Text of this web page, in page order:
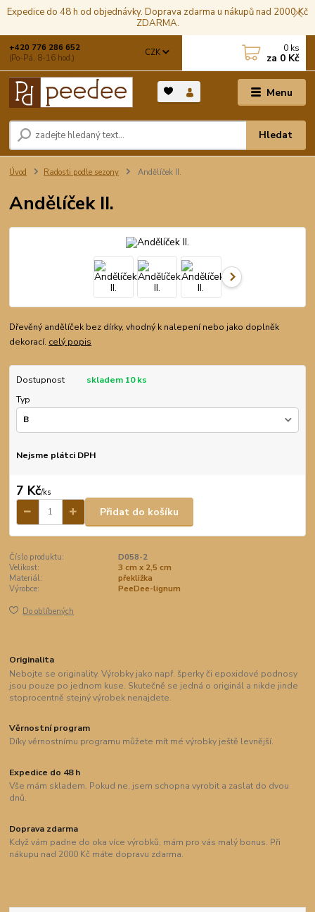
Expedice do 48 h od objednávky. Doprava zdarma u nákupů nad 2000 Kč
ZDARMA.
Menu
CZK
Hledat
+420 776 286 652
(Po-Pá, 8-16 hod.)
0 ks
za 0 Kč
Úvod Radosti podle sezony Andělíček II.
Andělíček II.
Dřevěný andělíček bez dírky, vhodný k nalepení nebo jako doplněk
dekorací. celý popis
Dostupnost
skladem 10 ks
Typ
Nejsme plátci DPH
7 Kč/ks
Přidat do košíku
Číslo produktu:
D058-2
Velikost:
3 cm x 2,5 cm
Materiál:
překližka
Výrobce:
PeeDee-lignum
Do oblíbených
Originalita
Nebojte se originality. Výrobky jako např. šperky či epoxidové podnosy
jsou pouze po jednom kuse. Skutečně se jedná o originál a nikde jinde
stoprocentně stejný výrobek nenajdete.
Věrnostní program
Díky věrnostnímu programu můžete mít mé výrobky ještě levnější.
Expedice do 48 h
Vše mám skladem. Pokud ne, jsem schopna vyrobit a zaslat do dvou
dnů.
Doprava zdarma
Když vám padne do oka více výrobků, mám pro vás malý bonus. Při
nákupu nad 2000 Kč máte dopravu zdarma.